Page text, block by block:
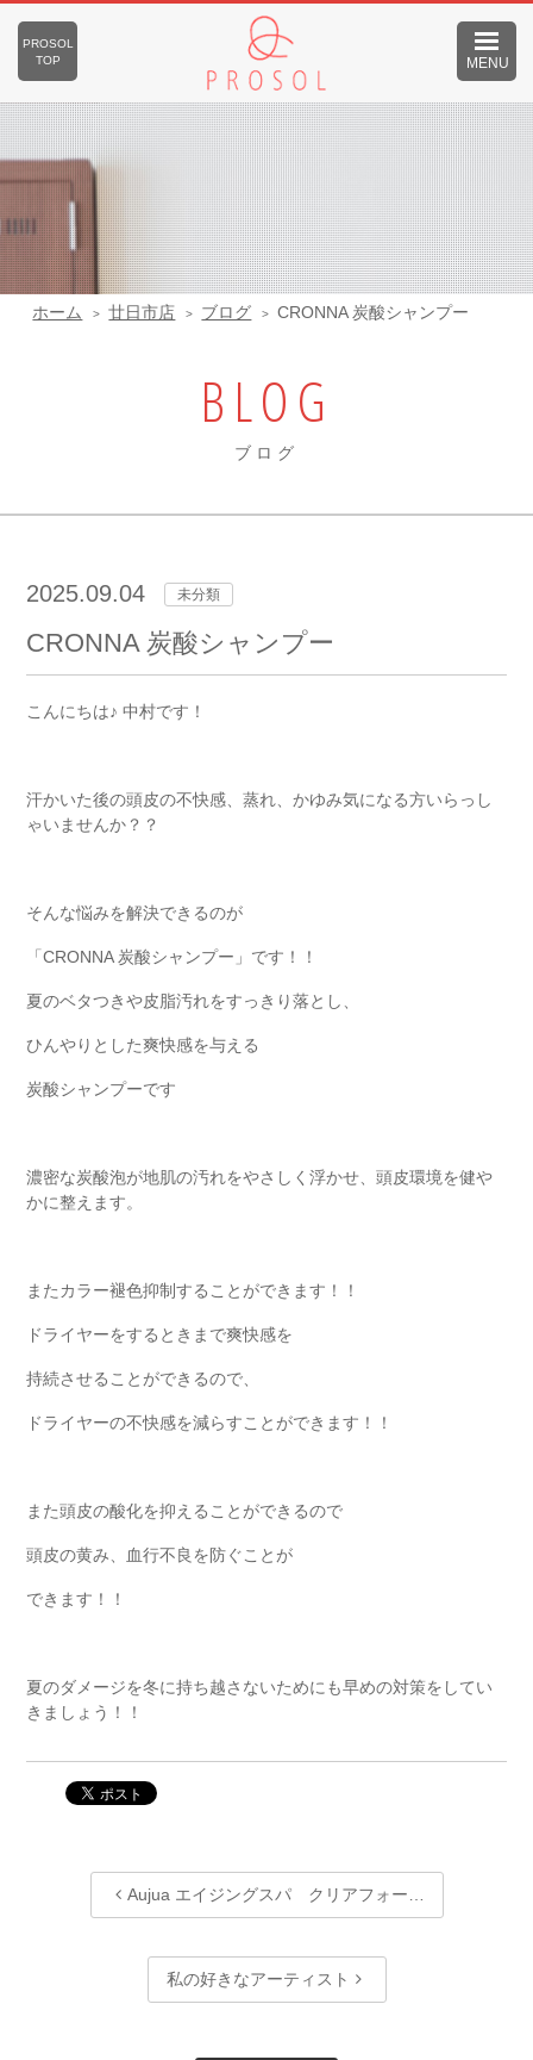
MENU
PROSOL
TOP
ホーム 廿日市店 ブログ CRONNA 炭酸シャンプー
BLOG
ブログ
2025.09.04 未分類
CRONNA 炭酸シャンプー
こんにちは♪ 中村です！
汗かいた後の頭皮の不快感、蒸れ、かゆみ気になる方いらっし
ゃいませんか？？
そんな悩みを解決できるのが
「CRONNA 炭酸シャンプー」です！！
夏のベタつきや皮脂汚れをすっきり落とし、
ひんやりとした爽快感を与える
炭酸シャンプーです
濃密な炭酸泡が地肌の汚れをやさしく浮かせ、頭皮環境を健や
かに整えます。
またカラー褪色抑制することができます！！
ドライヤーをするときまで爽快感を
持続させることができるので、
ドライヤーの不快感を減らすことができます！！
また頭皮の酸化を抑えることができるので
頭皮の黄み、血行不良を防ぐことが
できます！！
夏のダメージを冬に持ち越さないためにも早めの対策をしてい
きましょう！！
Aujua エイジングスパ クリアフォー…
私の好きなアーティスト